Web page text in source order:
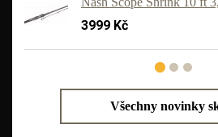
3999 Kč
Všechny novinky